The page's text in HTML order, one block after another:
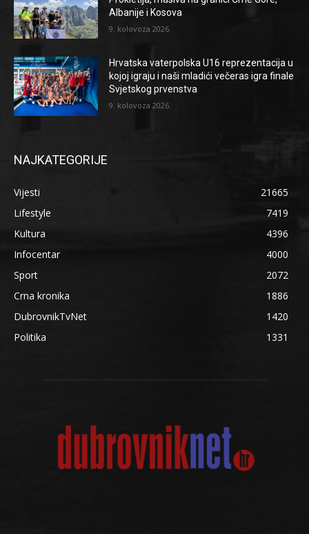
Albanije i Kosova
9. kolovoza 2026.
Hrvatska vaterpolska U16 reprezentacija u
kojoj igraju i naši mladići večeras igra finale
Svjetskog prvenstva
9. kolovoza 2026.
NAJKATEGORIJE
Vijesti
21665
Lifestyle
7419
Kultura
4396
Infocentar
4000
Sport
2072
Crna kronika
1886
DubrovnikTvNet
1420
Politika
1331